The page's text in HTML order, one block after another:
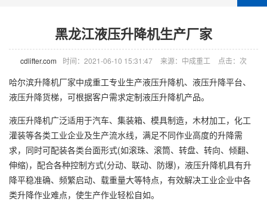
黑龙江液压升降机生产厂家
cdlifter.com 时间：2021-06-10 15:31:47 来源：中成重工 点击： 次
哈尔滨升降机厂家中成重工专业生产液压升降机、液压升降平台、
液压升降货梯，可根据客户需求定制液压升降机产品。
液压升降机广泛适用于汽车、集装箱、模具制造，木材加工，化工
灌装等各类工业企业及生产流水线，满足不同作业高度的升降需
求，同时可配装各类台面形式(如滚珠、滚筒、转盘、转向、倾翻、
伸缩)，配合各种控制方式(分动、联动、防爆)，液压升降机具有升
降平稳准确、频繁启动、载重量大等特点，有效解决工业企业中各
类升降作业难点，使生产作业轻松自如。